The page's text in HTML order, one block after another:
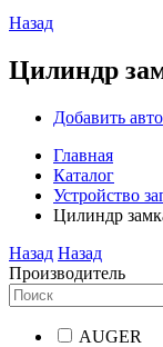
Назад
Цилиндр
Добавить авто
Главная
Каталог
Устройство
Цилиндр
Назад Назад
Производитель
AUGER